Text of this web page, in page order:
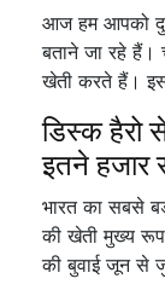
आज हम आपको
बताने जा रहे
खेती करते हैं।
डिस्क हैरो
इतने हजार
भारत का सबसे
की खेती मुख्य
की बुवाई जून से